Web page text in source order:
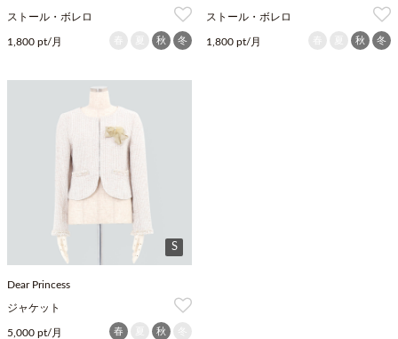
ストール・ボレロ
1,800 pt/月 秋 冬
ストール・ボレロ
1,800 pt/月 秋 冬
S
Dear Princess
ジャケット
5,000 pt/月 春 秋